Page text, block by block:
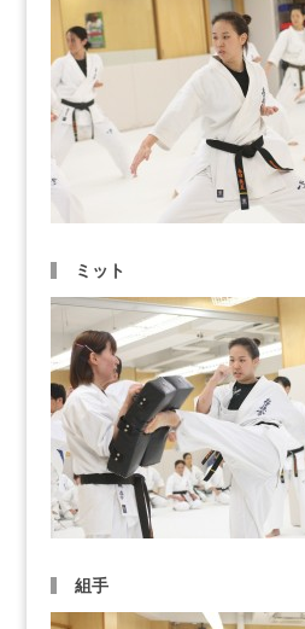
ミット
組手